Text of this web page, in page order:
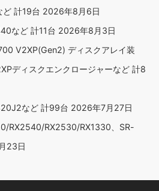
計19台 2026年8月6日
など 計11台 2026年8月3日
V2XP(Gen2) ディスクアレイ装
ディスクエンクロージャーなど 計8
など 計99台 2026年7月27日
RX2540/RX2530/RX1330、SR-
23日